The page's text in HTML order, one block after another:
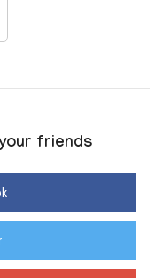
friends